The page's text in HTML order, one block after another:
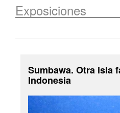
Exposiciones
Sumbawa. Otra isla
Indonesia